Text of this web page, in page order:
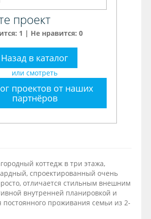
проект
1 | Не нравится: 0
Назад в каталог
или смотреть
проектов от наших
партнёров
коттедж в три этажа,
спроектированный очень
отличается стильным внешним
внутренней планировкой и
постоянного проживания семьи из 2-